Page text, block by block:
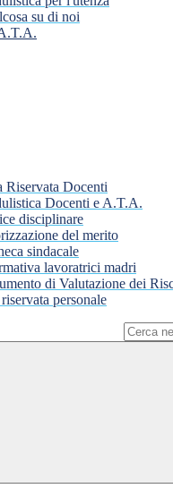
su di noi
Riservata Docenti
Docenti e A.T.A.
disciplinare
del merito
sindacale
lavoratrici madri
di Valutazione dei
personale